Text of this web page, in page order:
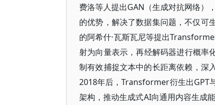
费洛等人提出GAN（生成对抗网络）
的优势，解决了数据集问题，不仅可
的阿希什·瓦斯瓦尼等提出
射为向量表示，再经解码器进行概
制有效捕捉文本中的长距离依赖，深
2018年后，Transformer衍生出GPT
架构，推动生成式AI向通用内容生成